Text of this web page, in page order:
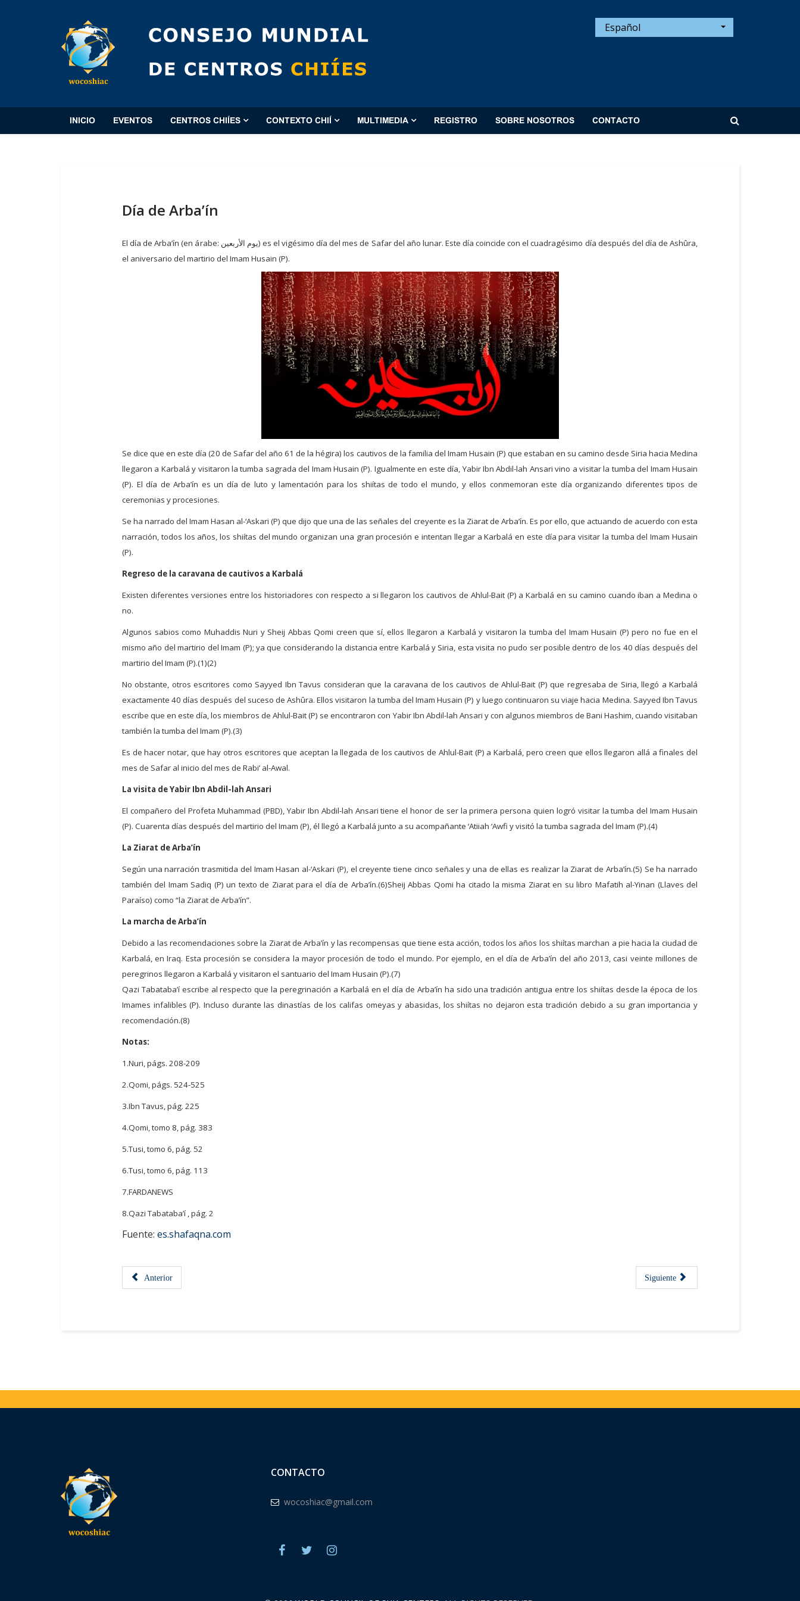
Español
INICIO EVENTOS CENTROS CHIÍES CONTEXTO CHIÍ MULTIMEDIA REGISTRO SOBRE NOSOTROS CONTACTO
Día de Arba’ín
El día de Arba’ín (en árabe: يوم الأربعين) es el vigésimo día del mes de Safar del año lunar. Este día coincide con el cuadragésimo día después del día de Ashûra,
el aniversario del martirio del Imam Husain (P).
Se dice que en este día (20 de Safar del año 61 de la hégira) los cautivos de la familia del Imam Husain (P) que estaban en su camino desde Siria hacia Medina
llegaron a Karbalá y visitaron la tumba sagrada del Imam Husain (P). Igualmente en este día, Yabir Ibn Abdil-lah Ansari vino a visitar la tumba del Imam Husain
(P). El día de Arba’ín es un día de luto y lamentación para los shiítas de todo el mundo, y ellos conmemoran este día organizando diferentes tipos de
ceremonias y procesiones.
Se ha narrado del Imam Hasan al-‘Askari (P) que dijo que una de las señales del creyente es la Ziarat de Arba’ín. Es por ello, que actuando de acuerdo con esta
narración, todos los años, los shiítas del mundo organizan una gran procesión e intentan llegar a Karbalá en este día para visitar la tumba del Imam Husain
(P).
Regreso de la caravana de cautivos a Karbalá
Existen diferentes versiones entre los historiadores con respecto a si llegaron los cautivos de Ahlul-Bait (P) a Karbalá en su camino cuando iban a Medina o
no.
Algunos sabios como Muhaddis Nuri y Sheij Abbas Qomi creen que sí, ellos llegaron a Karbalá y visitaron la tumba del Imam Husain (P) pero no fue en el
mismo año del martirio del Imam (P); ya que considerando la distancia entre Karbalá y Siria, esta visita no pudo ser posible dentro de los 40 días después del
martirio del Imam (P).(1)(2)
No obstante, otros escritores como Sayyed Ibn Tavus consideran que la caravana de los cautivos de Ahlul-Bait (P) que regresaba de Siria, llegó a Karbalá
exactamente 40 días después del suceso de Ashûra. Ellos visitaron la tumba del Imam Husain (P) y luego continuaron su viaje hacia Medina. Sayyed Ibn Tavus
escribe que en este día, los miembros de Ahlul-Bait (P) se encontraron con Yabir Ibn Abdil-lah Ansari y con algunos miembros de Bani Hashim, cuando visitaban
también la tumba del Imam (P).(3)
Es de hacer notar, que hay otros escritores que aceptan la llegada de los cautivos de Ahlul-Bait (P) a Karbalá, pero creen que ellos llegaron allá a finales del
mes de Safar al inicio del mes de Rabi’ al-Awal.
La visita de Yabir Ibn Abdil-lah Ansari
El compañero del Profeta Muhammad (PBD), Yabir Ibn Abdil-lah Ansari tiene el honor de ser la primera persona quien logró visitar la tumba del Imam Husain
(P). Cuarenta días después del martirio del Imam (P), él llegó a Karbalá junto a su acompañante ‘Atiiah ‘Awfi y visitó la tumba sagrada del Imam (P).(4)
La Ziarat de Arba’ín
Según una narración trasmitida del Imam Hasan al-‘Askari (P), el creyente tiene cinco señales y una de ellas es realizar la Ziarat de Arba’ín.(5) Se ha narrado
también del Imam Sadiq (P) un texto de Ziarat para el día de Arba’ín.(6)Sheij Abbas Qomi ha citado la misma Ziarat en su libro Mafatih al-Yinan (Llaves del
Paraíso) como “la Ziarat de Arba’ín”.
La marcha de Arba’ín
Debido a las recomendaciones sobre la Ziarat de Arba’ín y las recompensas que tiene esta acción, todos los años los shiítas marchan a pie hacia la ciudad de
Karbalá, en Iraq. Esta procesión se considera la mayor procesión de todo el mundo. Por ejemplo, en el día de Arba’ín del año 2013, casi veinte millones de
peregrinos llegaron a Karbalá y visitaron el santuario del Imam Husain (P).(7)
Qazi Tabataba’í escribe al respecto que la peregrinación a Karbalá en el día de Arba’ín ha sido una tradición antigua entre los shiítas desde la época de los
Imames infalibles (P). Incluso durante las dinastías de los califas omeyas y abasidas, los shiítas no dejaron esta tradición debido a su gran importancia y
recomendación.(8)
Notas:
1.Nuri, págs. 208-209
2.Qomi, págs. 524-525
3.Ibn Tavus, pág. 225
4.Qomi, tomo 8, pág. 383
5.Tusi, tomo 6, pág. 52
6.Tusi, tomo 6, pág. 113
7.FARDANEWS
8.Qazi Tabataba’í , pág. 2
Fuente: es.shafaqna.com
Anterior Siguiente
CONTACTO
wocoshiac@gmail.com